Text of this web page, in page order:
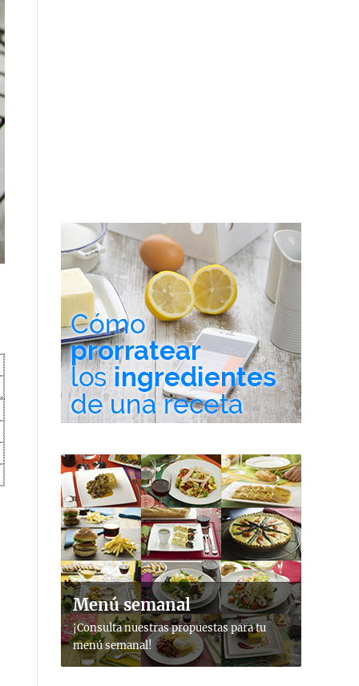
Menú semanal
¡Consulta nuestras propuestas para tu
menú semanal!